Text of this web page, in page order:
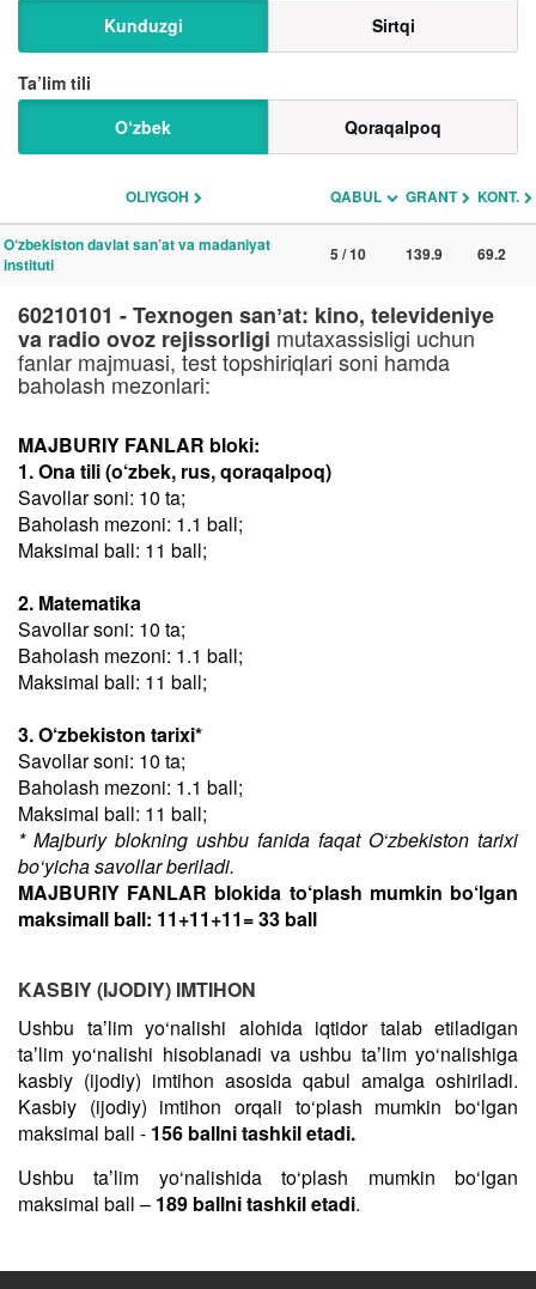
Kunduzgi
Sirtqi
Ta’lim tili
O‘zbek
Qoraqalpoq
OLIYGOH QABUL GRANT KONT.
O‘zbekiston davlat san’at va madaniyat
instituti
5 / 10 139.9 69.2
60210101 - Texnogen sanʼat: kino, televideniye
va radio ovoz rejissorligi mutaxassisligi uchun
fanlar majmuasi, test topshiriqlari soni hamda
baholash mezonlari:
MAJBURIY FANLAR bloki:
1. Ona tili (o‘zbek, rus, qoraqalpoq)
Savollar soni: 10 ta;
Baholash mezoni: 1.1 ball;
Maksimal ball: 11 ball;
2. Matematika
Savollar soni: 10 ta;
Baholash mezoni: 1.1 ball;
Maksimal ball: 11 ball;
3. O‘zbekiston tarixi*
Savollar soni: 10 ta;
Baholash mezoni: 1.1 ball;
Maksimal ball: 11 ball;
* Majburiy blokning ushbu fanida faqat O‘zbekiston tarixi
bo‘yicha savollar beriladi.
MAJBURIY FANLAR blokida to‘plash mumkin bo‘lgan
maksimall ball: 11+11+11= 33 ball
KASBIY (IJODIY) IMTIHON
Ushbu taʼlim yo‘nalishi alohida iqtidor talab etiladigan
taʼlim yo‘nalishi hisoblanadi va ushbu taʼlim yo‘nalishiga
kasbiy (ijodiy) imtihon asosida qabul amalga oshiriladi.
Kasbiy (ijodiy) imtihon orqali to‘plash mumkin bo‘lgan
maksimal ball - 156 ballni tashkil etadi.
Ushbu taʼlim yo‘nalishida to‘plash mumkin bo‘lgan
maksimal ball – 189 ballni tashkil etadi.